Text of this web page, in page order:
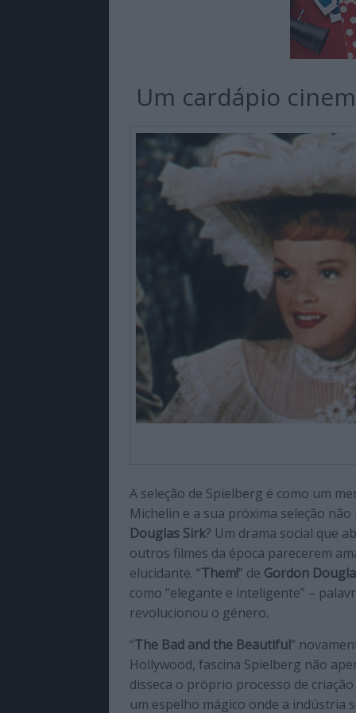
Um cardápio
A seleção de Spielberg é como um
Michelin e a sua próxima seleção
Douglas Sirk? Um drama social que
outros filmes da época parecerem
elucidante. “Them!” de Gordon
como “elegante e inteligente” –
revolucionou o género.
“The Bad and the Beautiful”
Hollywood, fascina Spielberg não
disseca o próprio processo de
um espelho mágico onde a indústria